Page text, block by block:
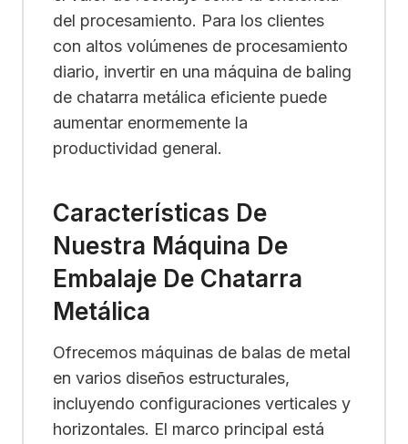
del procesamiento. Para los clientes
con altos volúmenes de procesamiento
diario, invertir en una máquina de baling
de chatarra metálica eficiente puede
aumentar enormemente la
productividad general.
Características De
Nuestra Máquina De
Embalaje De Chatarra
Metálica
Ofrecemos máquinas de balas de metal
en varios diseños estructurales,
incluyendo configuraciones verticales y
horizontales. El marco principal está